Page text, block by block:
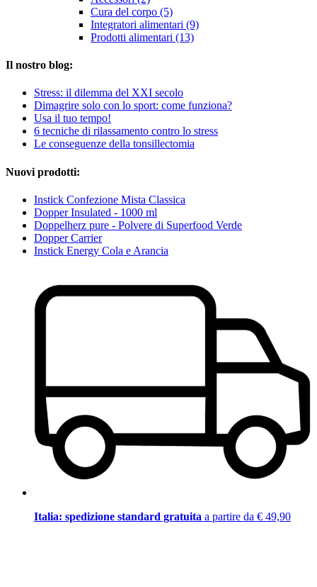
Cura del corpo (5)
Integratori alimentari (9)
Prodotti alimentari (13)
Il nostro blog:
Stress: il dilemma del XXI secolo
Dimagrire solo con lo sport: come funziona?
Usa il tuo tempo!
6 tecniche di rilassamento contro lo stress
Le conseguenze della tonsillectomia
Nuovi prodotti:
Instick Confezione Mista Classica
Dopper Insulated - 1000 ml
Doppelherz pure - Polvere di Superfood Verde
Dopper Carrier
Instick Energy Cola e Arancia
Italia: spedizione standard gratuita a partire da € 49,90